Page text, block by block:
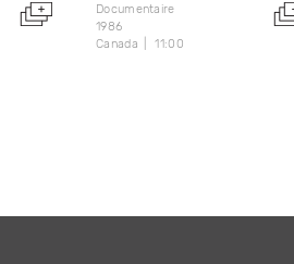
Documentaire
1986
Canada
11:00